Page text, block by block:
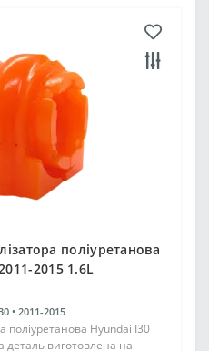
поліуретанова
2015 1.6L
• 2011-2015
поліуретанова Hyundai I30
деталь виготовлена на